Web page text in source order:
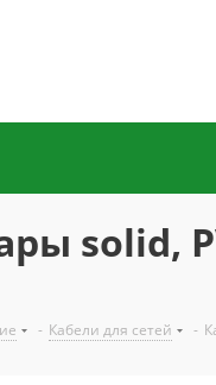
solid,
- Кабели для сетей -